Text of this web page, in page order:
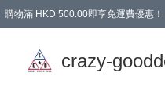
購物滿 HKD 500.00即享免運費優惠
crazy-